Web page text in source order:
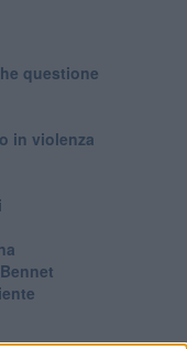
questione
in violenza